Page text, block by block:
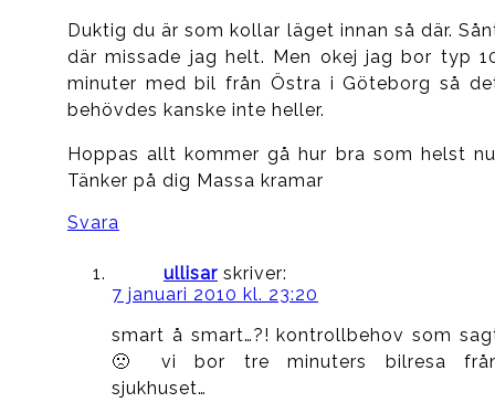
Duktig du är som kollar läget innan så där.
där missade jag helt. Men okej jag bor typ
minuter med bil från Östra i Göteborg så
behövdes kanske inte heller.
Hoppas allt kommer gå hur bra som helst
Tänker på dig Massa kramar
Svara
ullisar skriver:
7 januari 2010 kl. 23:20
smart å smart…?! kontrollbehov som
🙁 vi bor tre minuters bilresa
sjukhuset…